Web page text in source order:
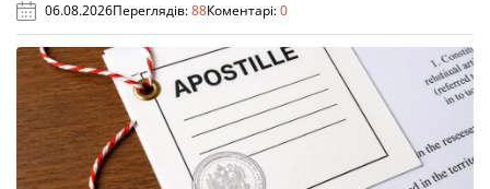
06.08.2026Переглядів:88Коментарі:0